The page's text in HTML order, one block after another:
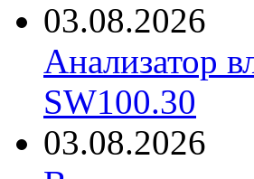
03.08.2026
Анализатор
SW100.30
03.08.2026